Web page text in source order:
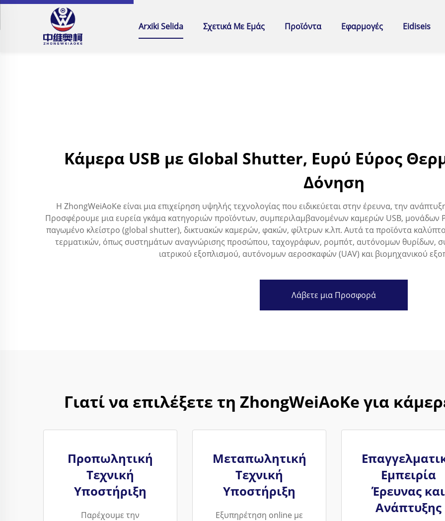
Arxiki Selida Σχετικά Με Εμάς Προϊόντα Εφαρμογές Eidiseis
Κάμερα USB με Global Shutter, Ευρύ Εύρος
Δόνηση
Η ZhongWeiAoKe είναι μια επιχείρηση υψηλής τεχνολογίας που ειδικεύεται στην έρευνα, την
Προσφέρουμε μια ευρεία γκάμα κατηγοριών προϊόντων, συμπεριλαμβανομένων καμερών USB, μονάδων
παγωμένο κλείστρο (global shutter), δικτυακών καμερών, φακών, φίλτρων κ.λπ. Αυτά τα προϊόντα
τερματικών, όπως συστημάτων αναγνώρισης προσώπου, ταχογράφων, ρομπότ, αυτόνομων θυρίδων,
ιατρικού εξοπλισμού, αυτόνομων αεροσκαφών (UAV) και βιομηχανικού
Λάβετε μια Προσφορά
Γιατί να επιλέξετε τη ZhongWeiAoKe για
Προπωλητική
Τεχνική
Υποστήριξη
Παρέχουμε την
Μεταπωλητική
Τεχνική
Υποστήριξη
Εξυπηρέτηση online με
Εμπειρία
Έρευνας και
Ανάπτυξης